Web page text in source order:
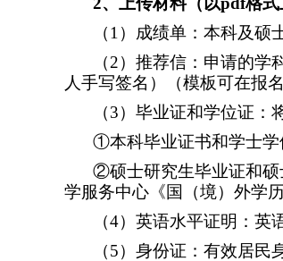
（1 ）成绩单：本科及硕
（2）推荐信：申请的学
人手写签名）（模板可在报
（3）毕业证和学位证：
①本科毕业证书和学士学
②硕士研究生毕业证和硕
学服务中心《国（境）外学
（4）英语水平证明：英
（5）身份证：有效居民